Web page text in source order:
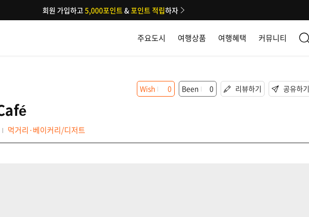
주요도시 여행상품 여행혜택 커뮤니티
회원 가입하고5,000포인트&포인트 적립하자
먹거리·베이커리/디저트
Wish 0 Been 0 리뷰하기 공유하기